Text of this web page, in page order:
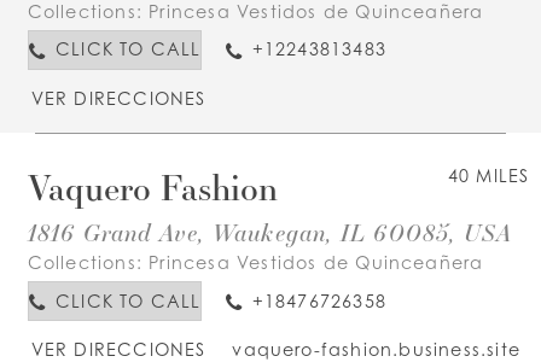
Collections: Princesa Vestidos de Quinceañera
CLICK TO CALL
+12243813483
VER DIRECCIONES
40 MILES
Vaquero Fashion
1816 Grand Ave, Waukegan, IL 60085, USA
Collections: Princesa Vestidos de Quinceañera
CLICK TO CALL
+18476726358
VER DIRECCIONES vaquero-fashion.business.site